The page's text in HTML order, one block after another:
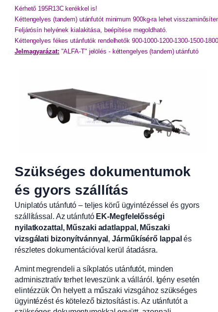
Kérhető 195R13C kerékkel is!
Kéttengelyes (tandem) utánfutót minimum 900kg-ra lehet
Feljárósín helyének kialakitása, beépítése megoldható.
Kéttengelyes fékes utánfutók rendelhetők 900-1000-1200-1300-1500-
Jelmagyarázat: "ALFA-T" jelölés - kéttengelyes (tandem) utánfutó
Szükséges dokumentumok
és gyors szállítás
Uniplatós utánfutó – teljes körű ügyintézéssel és gyors
szállítással. Az utánfutó EK-Megfelelősségi
nyilatkozattal, Műszaki adatlappal, Műszaki
vizsgálati bizonyítvánnyal ,Járműkísérő lappal és
részletes dokumentációval kerül átadásra.
Amint megrendeli a síkplatós utánfutót, minden
adminisztratív terhet leveszünk a válláról. Igény esetén
elintézzük Ön helyett a műszaki vizsgához szükséges
ügyintézést és kötelező biztosítást is. Az utánfutót a